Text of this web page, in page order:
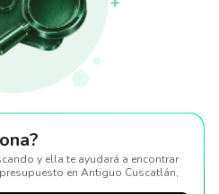
y ella te ayudará a encontrar
en Antiguo Cuscatlán,